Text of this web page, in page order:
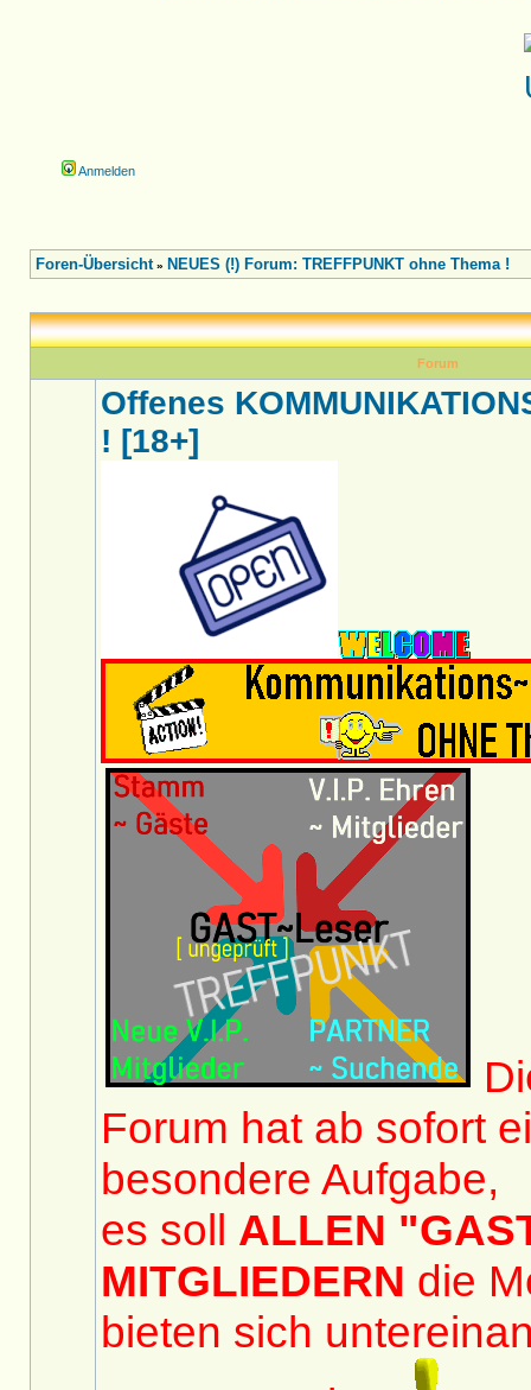
Anmelden
Foren-Übersicht» NEUES (!) Forum: TREFFPUNKT ohne Thema !
Forum
Offenes
! [18+]
Forum hat ab sofort
besondere Aufgabe,
es soll ALLEN
MITGLIEDERN die
bieten sich